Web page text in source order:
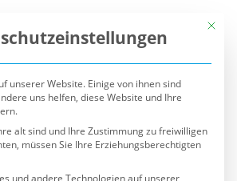
Mit
unserer Website. Einige von ihnen sind
uns helfen, diese Website und Ihre
alt sind und Ihre Zustimmung zu freiwilligen
müssen Sie Ihre Erziehungsberechtigten
und andere Technologien auf unserer